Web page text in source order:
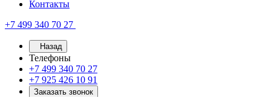
Контакты
+7 499 340 70 27
Назад
Телефоны
+7 499 340 70 27
+7 925 426 10 91
Заказать звонок